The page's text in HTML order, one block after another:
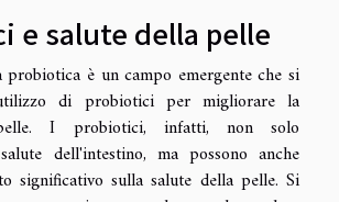
e salute della pelle
è un campo emergente che si
di probiotici per migliorare la
I probiotici, infatti, non solo
dell'intestino, ma possono anche
significativo sulla salute della pelle. Si